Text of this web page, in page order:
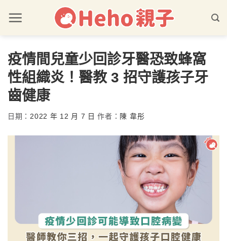
疫情間兒童少回診牙醫恐致蜂窩
性組織炎！醫教 3 招守護孩子牙
齒健康
日期： 2022 年 12 月 7 日 作者： 陳 韋彤